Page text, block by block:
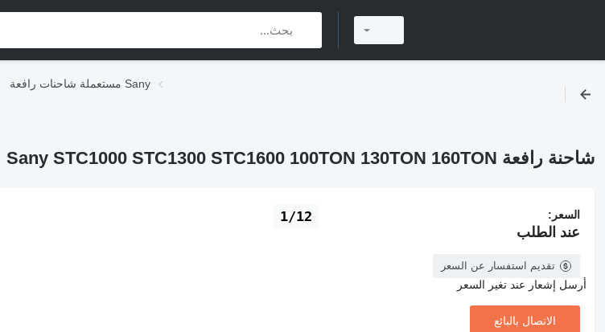
مستعملة شاحنات رافعة Sany
شاحنة رافعة Sany STC1000 STC1300 STC1600 100TON 130TON 160TON
1/12 السعر:
عند الطلب
تقديم استفسار عن السعر
أرسل إشعار عند تغير السعر
الاتصال بالبائع